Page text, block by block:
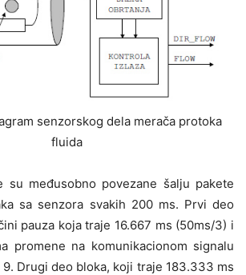
senzorskog dela merača protoka
fluida
međusobno povezane šalju pakete
sa senzora svakih 200 ms. Prvi deo
pauza koja traje 16.667 ms (50ms/3) i
promene na komunikacionom signalu
9. Drugi deo bloka, koji traje 183.333 ms